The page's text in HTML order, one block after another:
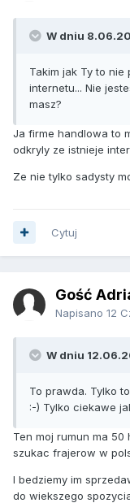
W dniu
Takim jak Ty to
internetu... Nie
masz?
Ja firme handlowa to
odkryly ze istnieje
Ze nie tylko sadysty
Cytuj
Gość
Napisano 12
W dniu
To prawda. Tylko
:-) Tylko ciekawe
Ten moj rumun ma
szukac frajerow w
I bedziemy im
do wiekszego